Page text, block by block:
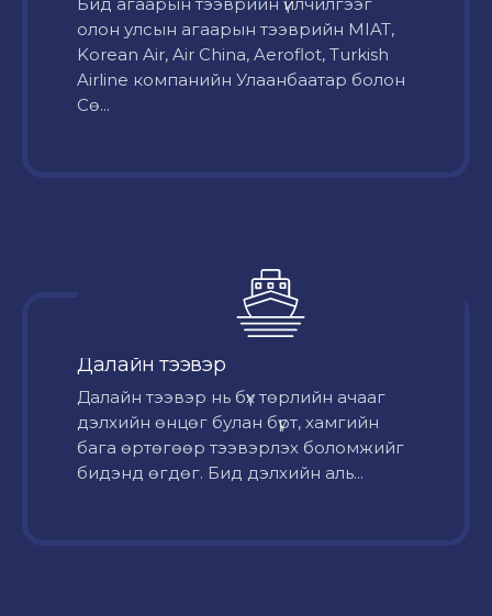
олон улсын агаарын тээврийн MIAT,
Korean Air, Air China, Aeroflot, Turkish
Airline компанийн Улаанбаатар болон
Сө...
Далайн тээвэр
Далайн тээвэр нь бүх төрлийн ачааг
дэлхийн өнцөг булан бүрт, хамгийн
бага өртөгөөр тээвэрлэх боломжийг
бидэнд өгдөг. Бид дэлхийн аль...